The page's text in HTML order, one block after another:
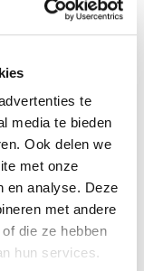
te
media te bieden
Ook delen we
met onze
en analyse. Deze
met andere
die ze hebben
hun services.
rijk